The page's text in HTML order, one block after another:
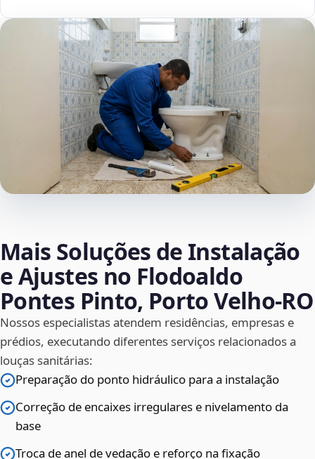
Mais Soluções de Instalação
e Ajustes no Flodoaldo
Pontes Pinto, Porto Velho‑RO
Nossos especialistas atendem residências, empresas e
prédios, executando diferentes serviços relacionados a
louças sanitárias:
Preparação do ponto hidráulico para a instalação
Correção de encaixes irregulares e nivelamento da
base
Troca de anel de vedação e reforço na fixação